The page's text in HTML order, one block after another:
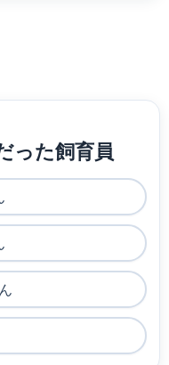
った飼育員